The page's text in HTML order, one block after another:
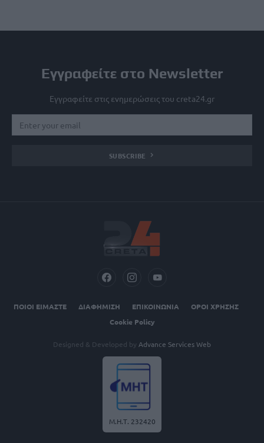
Εγγραφείτε στο Newsletter
Εγγραφείτε στις ενημερώσεις του creta24.gr
SUBSCRIBE
ΠΟΙΟΙ ΕΙΜΑΣΤΕ ΔΙΑΦΗΜΙΣΗ ΕΠΙΚΟΙΝΩΝΙΑ
ΟΡΟΙ ΧΡΗΣΗΣ
Cookie Policy
Designed & Developed by Advance Services Web
Μ.Η.Τ. 232420